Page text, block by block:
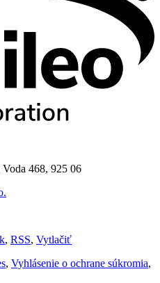
468, 925 06
, RSS, Vytlačiť
, Vyhlásenie o ochrane súkromia,